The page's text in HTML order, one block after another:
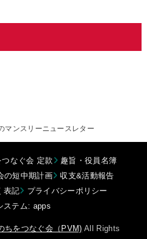
マンスリーニュースレター
なぐ会 定款
趣旨・役員名簿
の短中期計画
収支&活動報告
表記
プライバシーポリシー
ステム: apps
ちをつなぐ会（PVM) All Rights